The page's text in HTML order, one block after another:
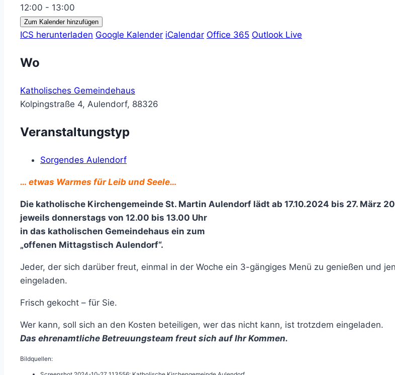
12:00 - 13:00
Zum Kalender hinzufügen
ICS herunterladen Google Kalender iCalendar Office 365 Outlook Live
Wo
Katholisches Gemeindehaus
Kolpingstraße 4, Aulendorf, 88326
Veranstaltungstyp
Sorgendes Aulendorf
… etwas Warmes für Leib und Seele…
Die katholische Kirchengemeinde St. Martin Aulendorf lädt ab 17.10.2024 bis 27. März
jeweils donnerstags von 12.00 bis 13.00 Uhr
in das katholischen Gemeindehaus ein zum
„offenen Mittagstisch Aulendorf“.
Jeder, der sich darüber freut, einmal in der Woche ein 3-gängiges Menü zu genießen und
eingeladen.
Frisch gekocht – für Sie.
Wer kann, soll sich an den Kosten beteiligen, wer das nicht kann, ist trotzdem eingeladen.
Das ehrenamtliche Betreuungsteam freut sich auf Ihr Kommen.
Bildquellen: